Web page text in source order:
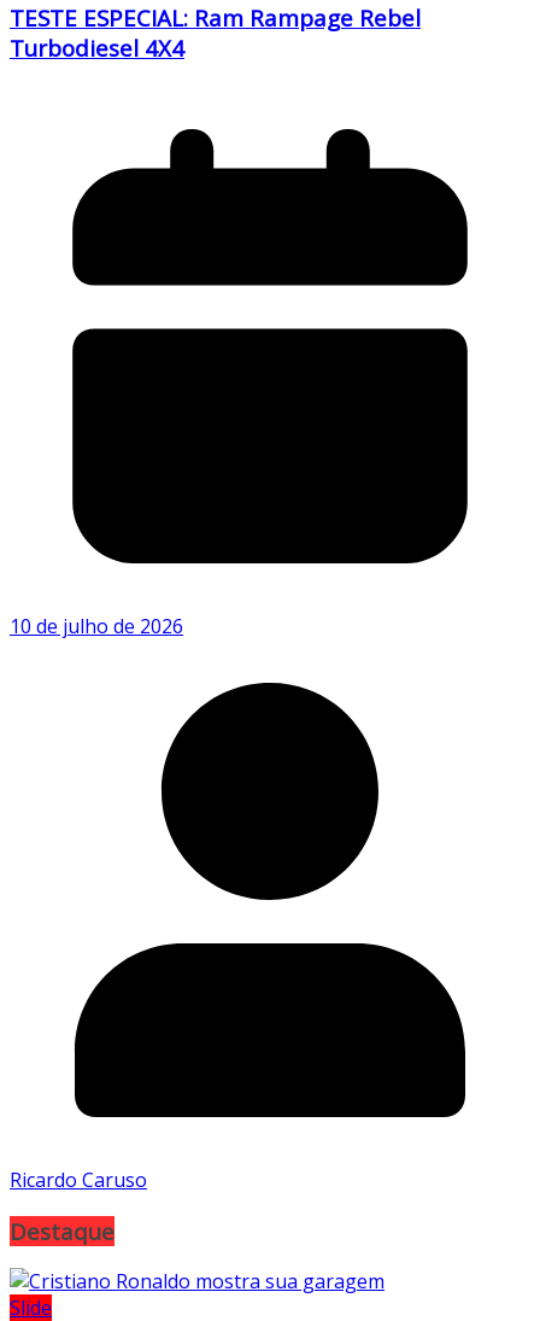
TESTE ESPECIAL: Ram Rampage Rebel
Turbodiesel 4X4
10 de julho de 2026
Ricardo Caruso
Destaque
Slide